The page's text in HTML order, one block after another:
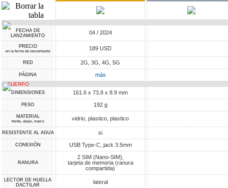
FECHA DE
LANZAMIENTO
04 / 2024
PRECIO
en la fecha de lanzamiento 189 USD
RED 2G, 3G, 4G, 5G
PÁGINA más
CUERPO
DIMENSIONES 161.6 x 73.8 x 8.9 mm
PESO 192 g
MATERIAL
frente, abajo, marco vidrio, plastico, plastico
RESISTENTE AL AGUA si
CONEXIÓN USB Type-C, jack 3.5mm
RANURA
2 SIM (Nano-SIM),
tarjeta de memoria (ranura
compartida)
LECTOR DE HUELLA
DACTILAR
lateral